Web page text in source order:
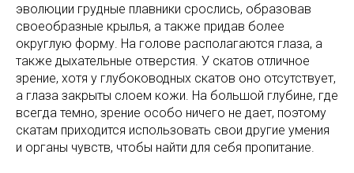
эволюции грудные плавники срослись, образовав
своеобразные крылья, а также придав более
округлую форму. На голове располагаются глаза, а
также дыхательные отверстия. У скатов отличное
зрение, хотя у глубоководных скатов оно отсутствует,
а глаза закрыты слоем кожи. На большой глубине, где
всегда темно, зрение особо ничего не дает, поэтому
скатам приходится использовать свои другие умения
и органы чувств, чтобы найти для себя пропитание.